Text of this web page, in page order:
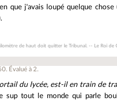
que j'avais loupé quelque
de haut doit quitter le Tribunal. -- Le Roi de
. Évalué à 2.
du lycée, est-il en train de
sup tout le monde qui parle